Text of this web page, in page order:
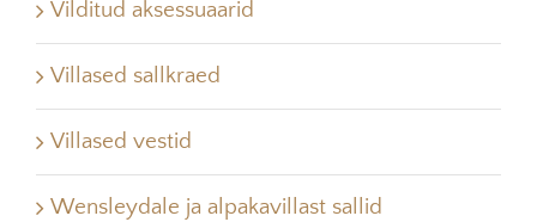
Vilditud aksessuaarid
Villased sallkraed
Villased vestid
Wensleydale ja alpakavillast sallid